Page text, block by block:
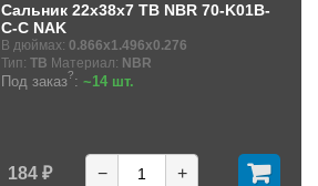
Сальник 22x38x7 TB NBR 70-K01B-
C-C NAK
В дюймах: 0.866x1.496x0.276
Тип: TB Материал: NBR
Под заказ?: ~14 шт.
184 ₽ − +